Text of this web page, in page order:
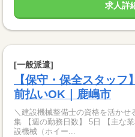
求人詳
[一般派遣]
【保守・保全スタッフ
前払いOK｜鹿嶋市
＼建設機械整備士の資格を活か
集 【週の勤務日数】 5日 【主な業務内容】 製鉄所内で使用される建
設機械（ホイー...